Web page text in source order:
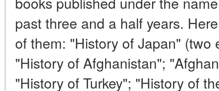
past three and a half years.
of them: "History of Japan"
"History of Afghanistan";
"History of Turkey"; "History of